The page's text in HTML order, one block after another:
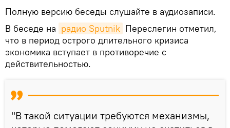
Полную версию беседы слушайте в аудиозаписи.
В беседе на радио Sputnik Переслегин отметил,
что в период острого длительного кризиса
экономика вступает в противоречие с
действительностью.
"В такой ситуации требуются механизмы,